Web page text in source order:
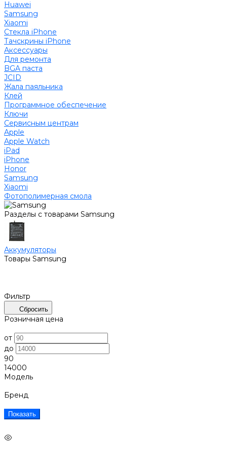
Huawei
Samsung
Xiaomi
Стекла iPhone
Тачскрины iPhone
Аксессуары
Для ремонта
BGA паста
JCID
Жала паяльника
Клей
Программное обеспечение
Ключи
Сервисным центрам
Apple
Apple Watch
iPad
iPhone
Honor
Samsung
Xiaomi
Фотополимерная смола
Разделы с товарами Samsung
Аккумуляторы
Товары Samsung
Фильтр
Сбросить
Розничная цена
от
до
90
14000
Модель
Бренд
Показать